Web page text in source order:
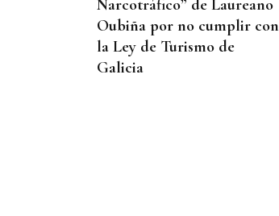
Narcotráfico” de Laureano
Oubiña por no cumplir con
la Ley de Turismo de
Galicia